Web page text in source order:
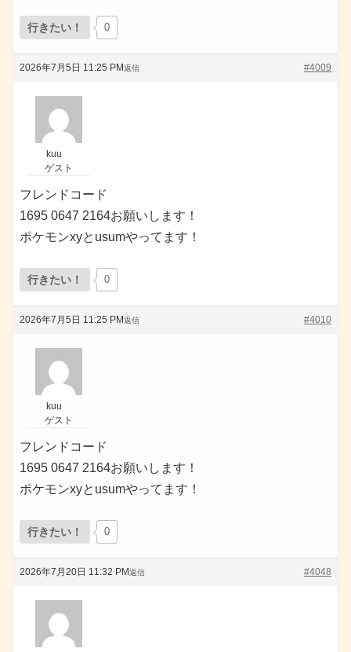
行きたい！ 0
2026年7月5日 11:25 PM #4009
返信
kuu
ゲスト
フレンドコード
1695 0647 2164お願いします！
ポケモンxyとusumやってます！
行きたい！ 0
2026年7月5日 11:25 PM #4010
返信
kuu
ゲスト
フレンドコード
1695 0647 2164お願いします！
ポケモンxyとusumやってます！
行きたい！ 0
2026年7月20日 11:32 PM #4048
返信